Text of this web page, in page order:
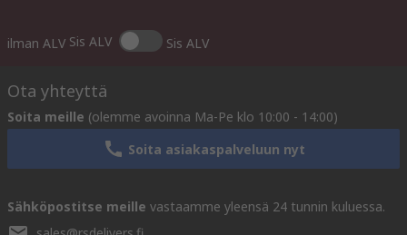
ilman ALV Sis ALV Sis ALV
Ota yhteyttä
Soita meille (olemme avoinna Ma-Pe klo 10:00 - 14:00)
Soita asiakaspalveluun nyt
Sähköpostitse meille vastaamme yleensä 24 tunnin kuluessa.